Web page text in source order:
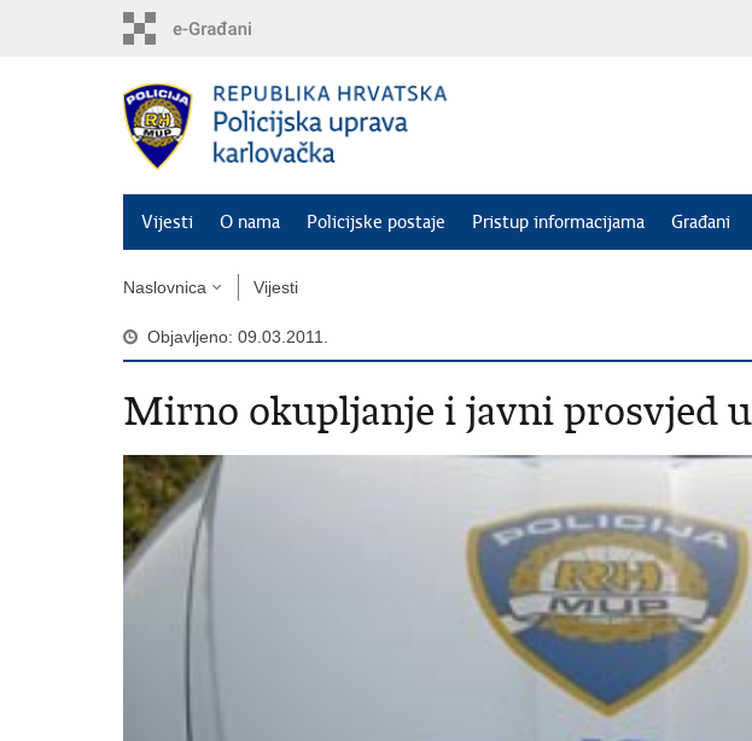
Vijesti O nama Policijske postaje Pristup informacijama Građani
Naslovnica Vijesti
Objavljeno: 09.03.2011.
Mirno okupljanje i javni prosvjed